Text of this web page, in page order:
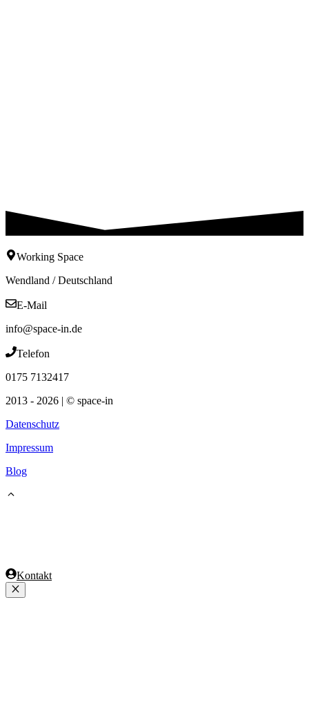
Working Space
Wendland / Deutschland
E-Mail
info@space-in.de
Telefon
0175 7132417
2013 - 2026 | © space-in
Datenschutz
Impressum
Blog
Kontakt
Schließen